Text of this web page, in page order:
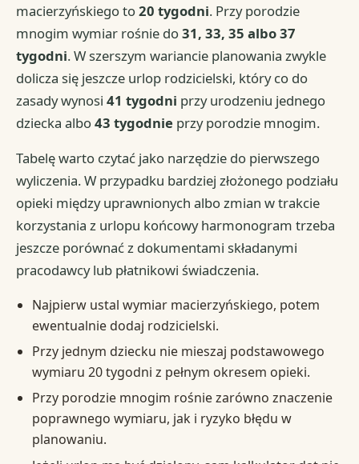
macierzyńskiego to20 tygodni. Przy porodzie
mnogim wymiar rośnie do31, 33, 35 albo 37
tygodni. W szerszym wariancie planowania zwykle
dolicza się jeszcze urlop rodzicielski, który co do
zasady wynosi41 tygodni przy urodzeniu jednego
dziecka albo43 tygodnie przy porodzie mnogim.
Tabelę warto czytać jako narzędzie do pierwszego
wyliczenia. W przypadku bardziej złożonego podziału
opieki między uprawnionych albo zmian w trakcie
korzystania z urlopu końcowy harmonogram trzeba
jeszcze porównać z dokumentami składanymi
pracodawcy lub płatnikowi świadczenia.
Najpierw ustal wymiar macierzyńskiego, potem
ewentualnie dodaj rodzicielski.
Przy jednym dziecku nie mieszaj podstawowego
wymiaru 20 tygodni z pełnym okresem opieki.
Przy porodzie mnogim rośnie zarówno znaczenie
poprawnego wymiaru, jak i ryzyko błędu w
planowaniu.